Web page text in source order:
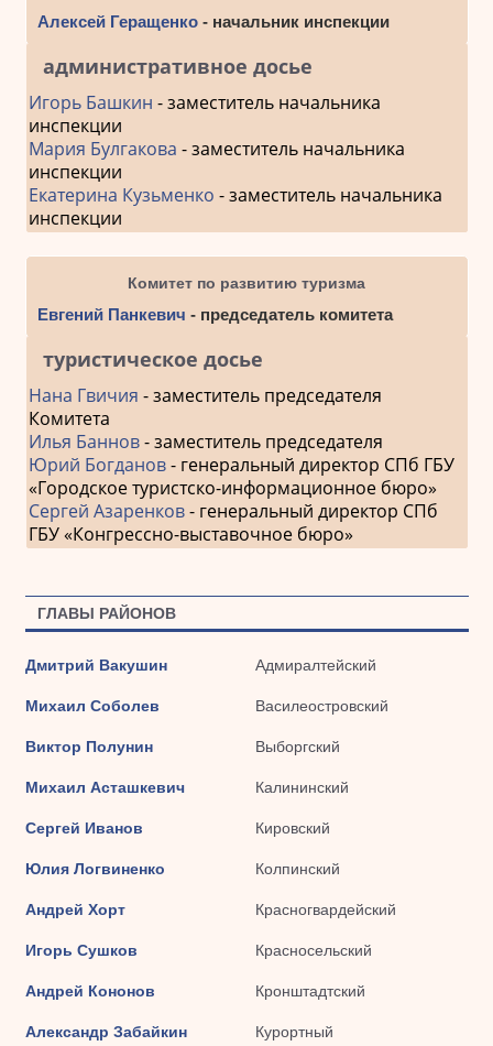
Алексей Геращенко- начальник инспекции
административное досье
Игорь Башкин - заместитель начальника
инспекции
Мария Булгакова - заместитель начальника
инспекции
Екатерина Кузьменко - заместитель начальника
инспекции
Комитет по развитию туризма
Евгений Панкевич - председатель комитета
туристическое досье
Нана Гвичия - заместитель председателя
Комитета
Илья Баннов- заместитель председателя
Юрий Богданов- генеральный директор СПб ГБУ
«Городское туристско-информационное бюро»
Сергей Азаренков- генеральный директор СПб
ГБУ «Конгрессно-выставочное бюро»
ГЛАВЫ РАЙОНОВ
Дмитрий Вакушин Адмиралтейский
Михаил Соболев Василеостровский
Виктор Полунин Выборгский
Михаил Асташкевич Калининский
Сергей Иванов Кировский
Юлия Логвиненко Колпинский
Андрей Хорт Красногвардейский
Игорь Сушков Красносельский
Андрей Кононов Кронштадтский
Александр Забайкин Курортный